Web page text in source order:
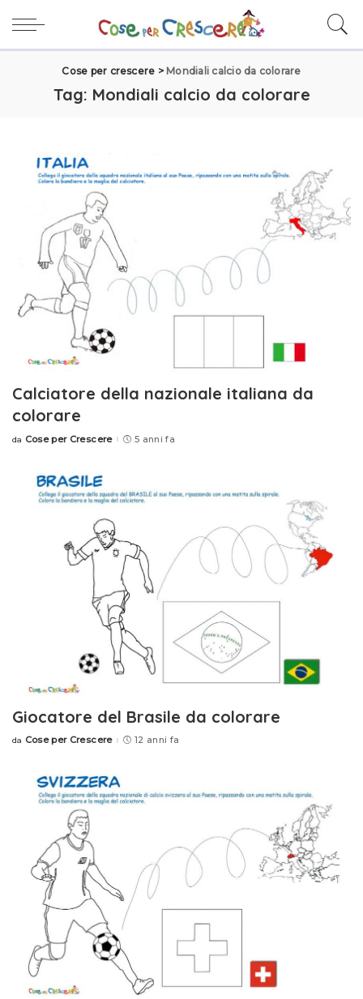
Cose per crescere > Mondiali calcio da colorare
Tag: Mondiali calcio da colorare
Calciatore della nazionale italiana da
colorare
Posted
da Cose per Crescere 5 anni fa
Giocatore del Brasile da colorare
Posted
da Cose per Crescere 12 anni fa